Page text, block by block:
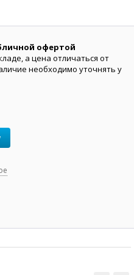
офертой
а цена отличаться от
необходимо уточнять у